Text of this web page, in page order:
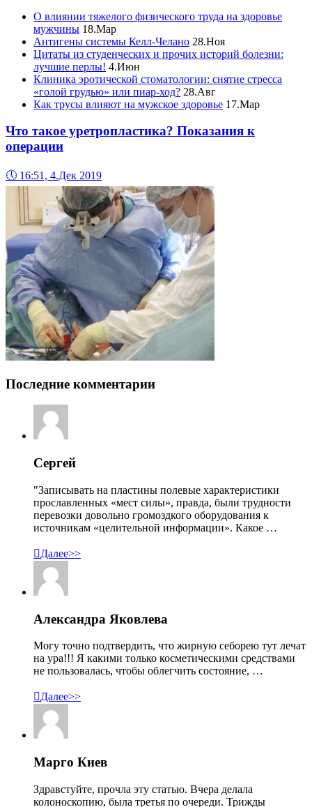
О влиянии тяжелого физического труда на здоровье
мужчины 18.Мар
Антигены системы Келл-Челано 28.Ноя
Цитаты из студенческих и прочих историй болезни:
лучшие перлы! 4.Июн
Клиника эротической стоматологии: снятие стресса
«голой грудью» или пиар-ход? 28.Авг
Как трусы влияют на мужское здоровье 17.Мар
Что такое уретропластика? Показания к
операции
🕔 16:51, 4.Дек 2019
Последние комментарии
Сергей
"Записывать на пластины полевые характеристики
прославленных «мест силы», правда, были трудности
перевозки довольно громоздкого оборудования к
источникам «целительной информации». Какое …
Далее>>
Александра Яковлева
Могу точно подтвердить, что жирную себорею тут лечат
на ура!!! Я какими только косметическими средствами
не пользовалась, чтобы облегчить состояние, …
Далее>>
Марго Киев
Здравстуйте, прочла эту статью. Вчера делала
колоноскопию, была третья по очереди. Трижды